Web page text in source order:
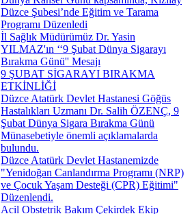
Düzce Şubesi’nde Eğitim ve Tarama
Programı Düzenledi
İl Sağlık Müdürümüz Dr. Yasin
YILMAZ'ın ‘‘9 Şubat Dünya Sigarayı
Bırakma Günü'' Mesajı
9 ŞUBAT SİGARAYI BIRAKMA
ETKİNLİĞİ
Düzce Atatürk Devlet Hastanesi Göğüs
Hastalıkları Uzmanı Dr. Salih ÖZENÇ, 9
Şubat Dünya Sigara Bırakma Günü
Münasebetiyle önemli açıklamalarda
bulundu.
Düzce Atatürk Devlet Hastanemizde
"Yenidoğan Canlandırma Programı (NRP)
ve Çocuk Yaşam Desteği (CPR) Eğitimi"
Düzenlendi.
Acil Obstetrik Bakım Çekirdek Ekip